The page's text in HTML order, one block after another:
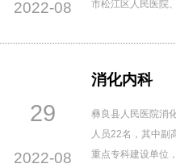
2022-08
市松江区人民医院
二附属医院的对口
门诊与住院部，住
副主任医师1名，主
29
2022-08
消化内科
彝良县人民医院消
人员22名，其中副
重点专科建设单位